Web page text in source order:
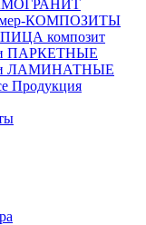
КОМПОЗИТЫ
композит
ПАРКЕТНЫЕ
ЛАМИНАТНЫЕ
Продукция